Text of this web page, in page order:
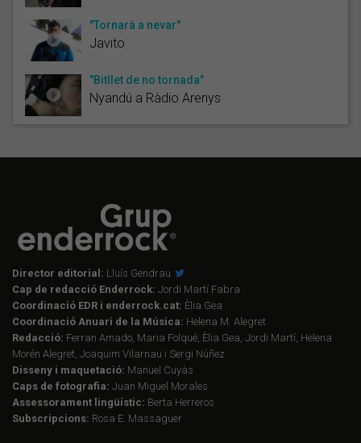
"Tornarà a nevar"
Javito
"Bitllet de no tornada"
Nyandú a Ràdio Arenys
Director editorial: Lluís Gendrau
Cap de redacció Enderrock: Jordi Martí Fabra
Coordinació EDR i enderrock.cat: Èlia Gea
Coordinació Anuari de la Música: Helena M. Alegret
Redacció: Ferran Amado, Maria Folqué, Èlia Gea, Jordi Martí, Helena
Morén Alegret, Joaquim Vilarnau i Sergi Núñez
Disseny i maquetació: Manuel Cuyàs
Caps de fotografia: Juan Miguel Morales
Assessorament lingüístic: Berta Herreros
Subscripcions: Rosa E. Massaguer